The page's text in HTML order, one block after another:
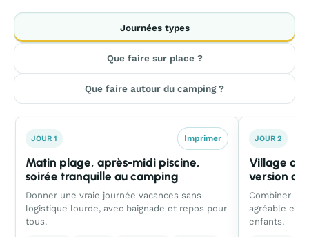
Journées types
Que faire sur place ?
Que faire autour du camping ?
JOUR 1 Imprimer
Matin plage, après-midi piscine,
soirée tranquille au camping
Donner une vraie journée vacances sans
logistique lourde, avec baignade et repos pour
tous.
JOUR 2
Village
version
Combiner
agréable et
enfants.